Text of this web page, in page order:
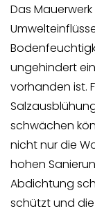
Das
ungehindert
vorhanden ist.
schwächen
nicht nur die
hohen
Abdichtung
schützt und